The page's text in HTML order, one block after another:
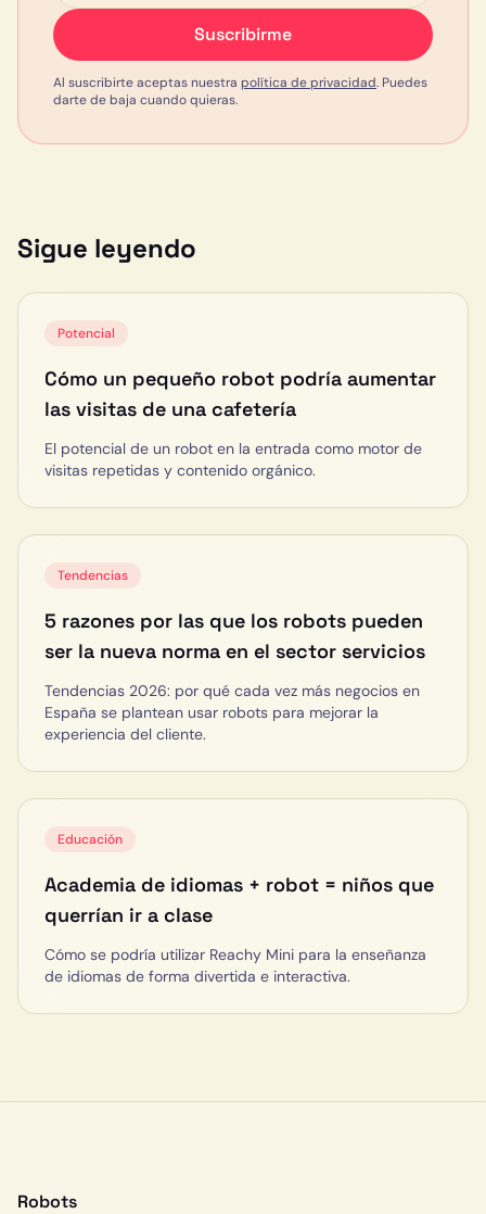
Suscribirme
Al suscribirte aceptas nuestra política de privacidad. Puedes
darte de baja cuando quieras.
Sigue leyendo
Potencial
Cómo un pequeño robot podría aumentar
las visitas de una cafetería
El potencial de un robot en la entrada como motor de
visitas repetidas y contenido orgánico.
Tendencias
5 razones por las que los robots pueden
ser la nueva norma en el sector servicios
Tendencias 2026: por qué cada vez más negocios en
España se plantean usar robots para mejorar la
experiencia del cliente.
Educación
Academia de idiomas + robot = niños que
querrían ir a clase
Cómo se podría utilizar Reachy Mini para la enseñanza
de idiomas de forma divertida e interactiva.
Robots